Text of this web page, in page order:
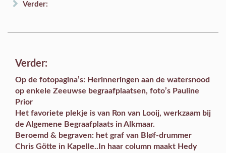
Verder:
Verder:
Op de fotopagina’s: Herinneringen aan de watersnood
op enkele Zeeuwse begraafplaatsen, foto’s Pauline
Prior
Het favoriete plekje is van Ron van Looij, werkzaam bij
de Algemene Begraafplaats in Alkmaar.
Beroemd & begraven: het graf van Bløf-drummer
Chris Götte in Kapelle..In haar column maakt Hedy